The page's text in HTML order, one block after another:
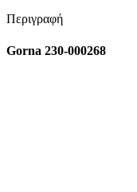
Περιγραφή
Gorna 230-000268